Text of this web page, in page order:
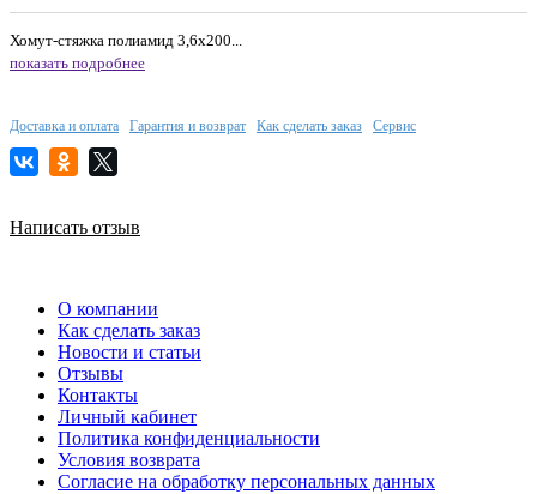
Хомут-стяжка полиамид 3,6х200...
показать подробнее
Доставка и оплата Гарантия и возврат Как сделать заказ Сервис
Написать отзыв
О компании
Как сделать заказ
Новости и статьи
Отзывы
Контакты
Личный кабинет
Политика конфиденциальности
Условия возврата
Согласие на обработку персональных данных